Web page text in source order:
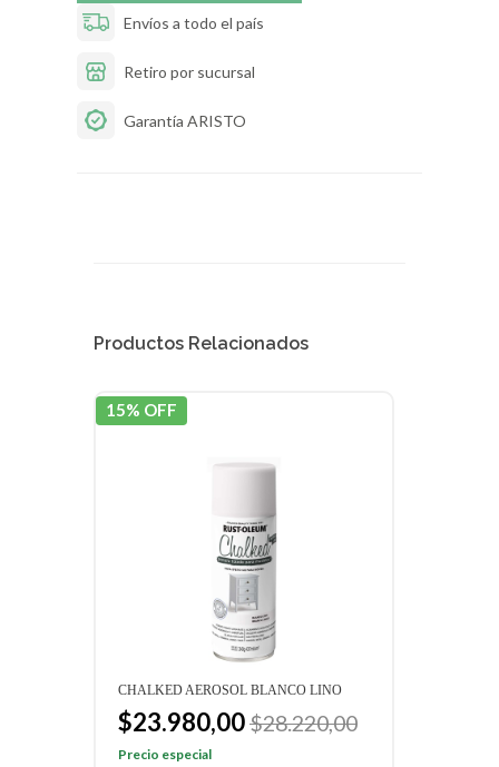
Envíos a todo el país
Retiro por sucursal
Garantía ARISTO
Productos Relacionados
15% OFF
AEROSOL ARISTO NARANJA 400ML
$3.510,00$4.130,00
Precio especial